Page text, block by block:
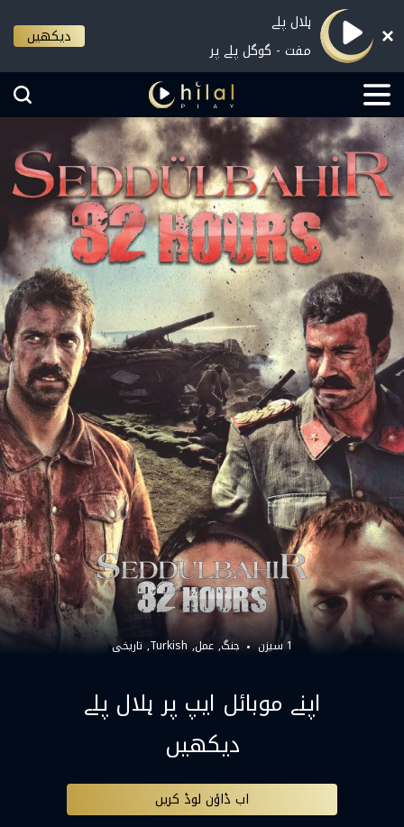
ہلال پلے
مفت - گوگل پلے پر
دیکھیں
1 سیزن جنگ عمل Turkish تاریخی
اپنے موبائل ایپ پر ہلال پلے
دیکھیں
اب ڈاؤن لوڈ کریں